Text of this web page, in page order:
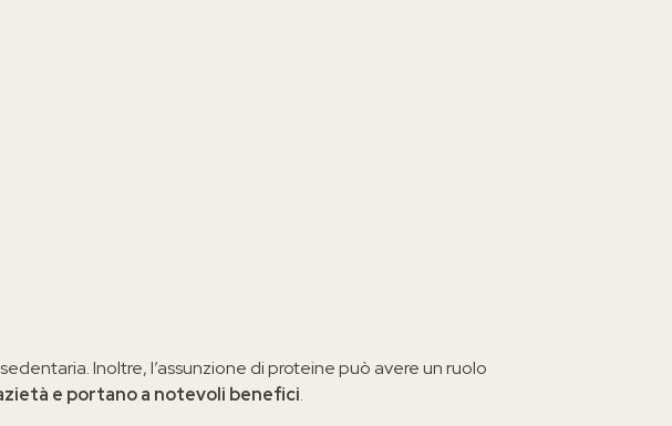
Inoltre, l’assunzione di proteine può avere un ruolo
e portano a notevoli benefici.